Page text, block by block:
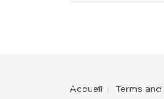
Accueil Terms